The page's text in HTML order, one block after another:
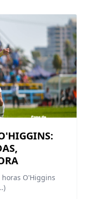
horas O'Higgins